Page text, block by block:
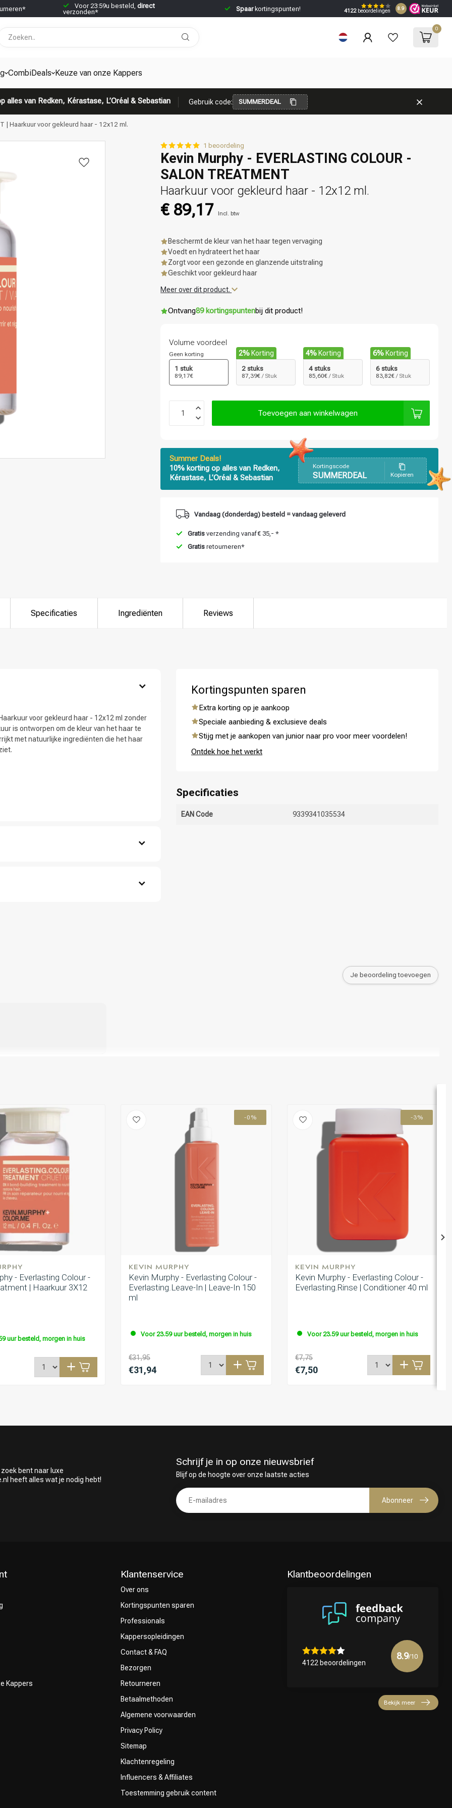
Voor 23:59u besteld, direct
verzonden*
Spaarkortingspunten! 4122beoordelingen 8.9
0
CombiDeals Keuze van onze Kappers
alles van Redken, Kérastase, L’Oréal & Sebastian Gebruik code: SUMMERDEAL
| Haarkuur voor gekleurd haar - 12x12 ml.
1 beoordeling
Kevin Murphy - EVERLASTING COLOUR -
SALON TREATMENT
Haarkuur voor gekleurd haar - 12x12 ml.
€ 89,17 Incl. btw
Beschermt de kleur van het haar tegen vervaging
Voedt en hydrateert het haar
Zorgt voor een gezonde en glanzende uitstraling
Geschikt voor gekleurd haar
Meer over dit product.
Ontvang89 kortingspuntenbij dit product!
Volume voordeel
Geen korting
1 stuk
89,17€
2% Korting
2 stuks
87,39€ / Stuk
4% Korting
4 stuks
85,60€ / Stuk
6% Korting
6 stuks
83,82€ / Stuk
Toevoegen aan winkelwagen
Summer Deals!
10% korting op alles van Redken,
Kérastase, L’Oréal & Sebastian
Kortingscode
SUMMERDEAL Kopieren
Vandaag (donderdag) besteld = vandaag geleverd
Gratis verzending vanaf € 35,- *
Gratis retourneren*
Specificaties Ingrediënten Reviews
voor gekleurd haar - 12x12 ml zonder
is ontworpen om de kleur van het haar te
met natuurlijke ingrediënten die het haar
vochtig haar.
Acid, Parfum/Fragrance, Benzyl Alcohol,
Isopropyl Alcohol, Ethylhexylglycerin,
Limonene, Linalool.
Kortingspunten sparen
Extra korting op je aankoop
Speciale aanbieding & exclusieve deals
Stijg met je aankopen van junior naar pro voor meer voordelen!
Ontdek hoe het werkt
Specificaties
EAN Code 9339341035534
Je beoordeling toevoegen
- Everlasting Colour -
| Haarkuur 3X12
uur besteld, morgen in huis
-0%
KEVIN MURPHY
Kevin Murphy - Everlasting Colour -
Everlasting.Leave-In | Leave-In 150
ml
Voor 23.59 uur besteld, morgen in huis
€31,95
€31,94
-3%
KEVIN MURPHY
Kevin Murphy - Everlasting Colour -
Everlasting.Rinse | Conditioner 40 ml
Voor 23.59 uur besteld, morgen in huis
€7,75
€7,50
bent naar luxe
heeft alles wat je nodig hebt!
Schrijf je in op onze nieuwsbrief
Blijf op de hoogte over onze laatste acties
Abonneer
Kappers
Klantenservice
Over ons
Kortingspunten sparen
Professionals
Kappersopleidingen
Contact & FAQ
Bezorgen
Retourneren
Betaalmethoden
Algemene voorwaarden
Privacy Policy
Sitemap
Klachtenregeling
Influencers & Affiliates
Toestemming gebruik content
Klantbeoordelingen
4122 beoordelingen
8.9/10
Bekijk meer